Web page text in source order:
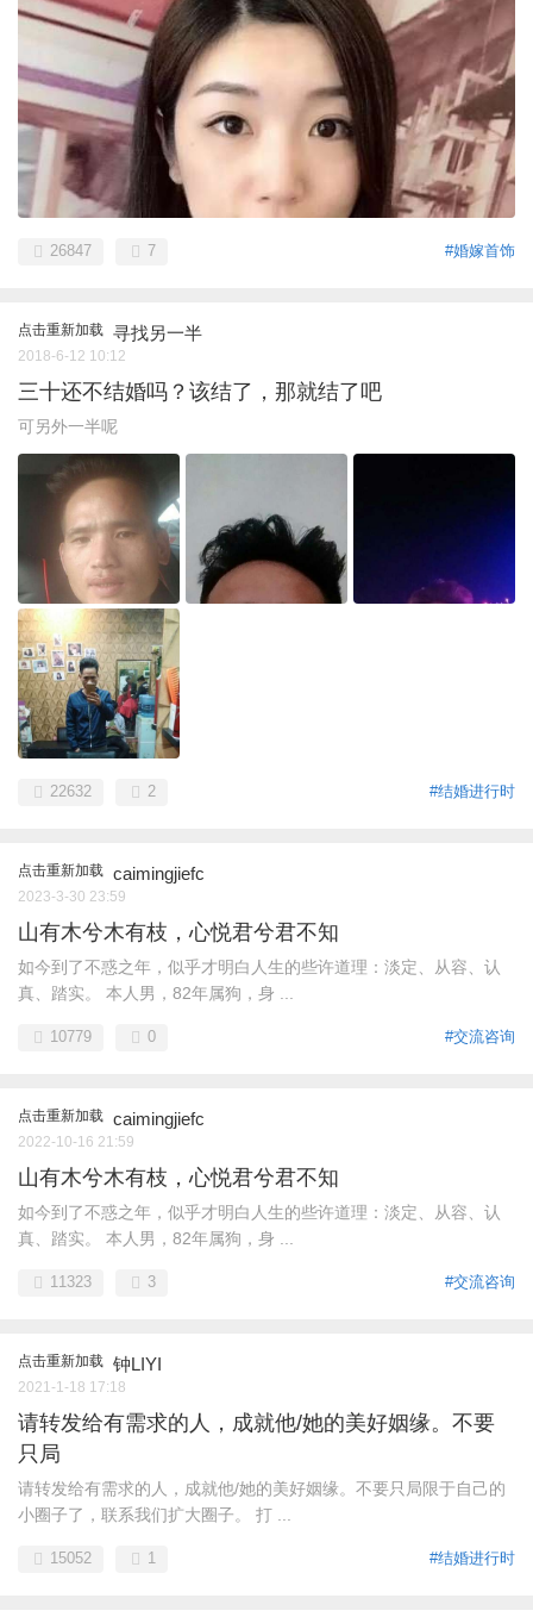
#婚嫁首饰
26847 7
点击重新加载 寻找另一半
2018-6-12 10:12
三十还不结婚吗？该结了，那就结了吧
可另外一半呢
#结婚进行时
22632 2
点击重新加载 caimingjiefc
2023-3-30 23:59
山有木兮木有枝，心悦君兮君不知
如今到了不惑之年，似乎才明白人生的些许道理：淡定、从容、认
真、踏实。 本人男，82年属狗，身 ...
#交流咨询
10779 0
点击重新加载 caimingjiefc
2022-10-16 21:59
山有木兮木有枝，心悦君兮君不知
如今到了不惑之年，似乎才明白人生的些许道理：淡定、从容、认
真、踏实。 本人男，82年属狗，身 ...
#交流咨询
11323 3
点击重新加载 钟LIYI
2021-1-18 17:18
请转发给有需求的人，成就他/她的美好姻缘。不要
只局
请转发给有需求的人，成就他/她的美好姻缘。不要只局限于自己的
小圈子了，联系我们扩大圈子。 打 ...
#结婚进行时
15052 1